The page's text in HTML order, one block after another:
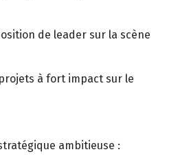
de leader sur la scène
à fort impact sur le
ambitieuse :